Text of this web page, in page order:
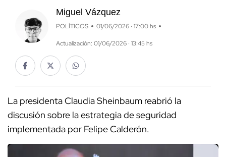
Miguel Vázquez
POLÍTICOS 01/06/2026 · 17:00 hs
Actualización: 01/06/2026 · 13:45 hs
La presidenta Claudia Sheinbaum reabrió la
discusión sobre la estrategia de seguridad
implementada por Felipe Calderón.